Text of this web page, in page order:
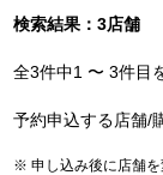
検索結果：3店舗
全3件中1 〜 3件目
予約申込する店舗/
申し込み後に店舗を